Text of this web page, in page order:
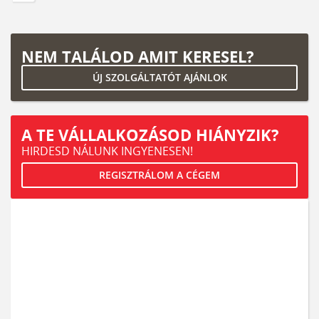
NEM TALÁLOD AMIT KERESEL?
ÚJ SZOLGÁLTATÓT AJÁNLOK
A TE VÁLLALKOZÁSOD HIÁNYZIK?
HIRDESD NÁLUNK INGYENESEN!
REGISZTRÁLOM A CÉGEM